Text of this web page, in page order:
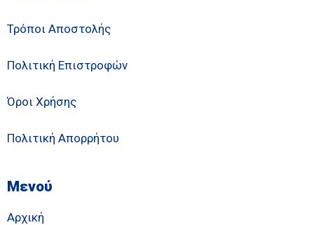
Τρόποι Αποστολής
Πολιτική Επιστροφών
Όροι Χρήσης
Πολιτική Απορρήτου
Μενού
Αρχική